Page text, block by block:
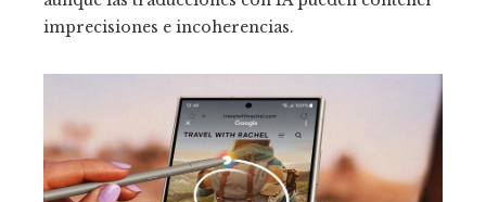
imprecisiones e incoherencias.